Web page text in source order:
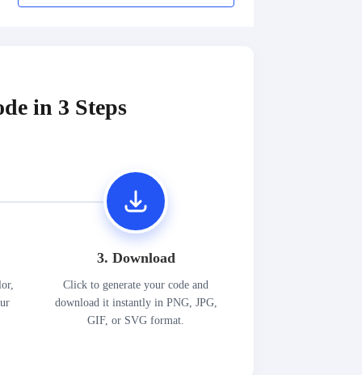
in 3 Steps
3. Download
Click to generate your code and
download it instantly in PNG, JPG,
GIF, or SVG format.